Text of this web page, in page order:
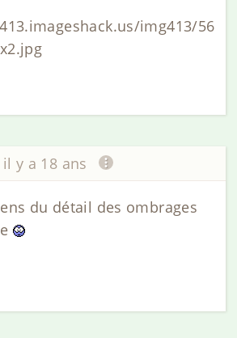
img413/56
il y a 18 ans
du détail des ombrages